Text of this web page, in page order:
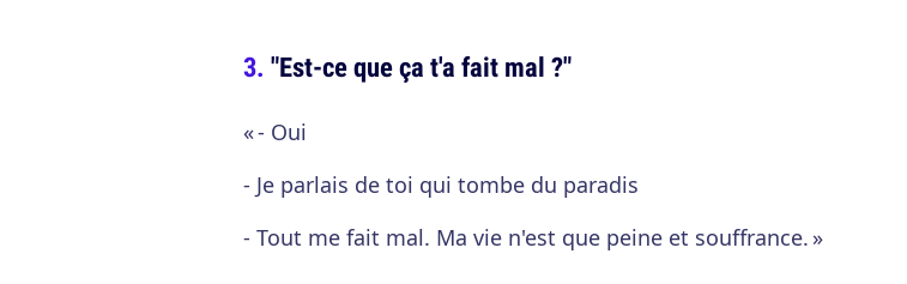
"Est-ce que ça t'a fait mal ?"
« - Oui
- Je parlais de toi qui tombe du paradis
- Tout me fait mal. Ma vie n'est que peine et souffrance. »